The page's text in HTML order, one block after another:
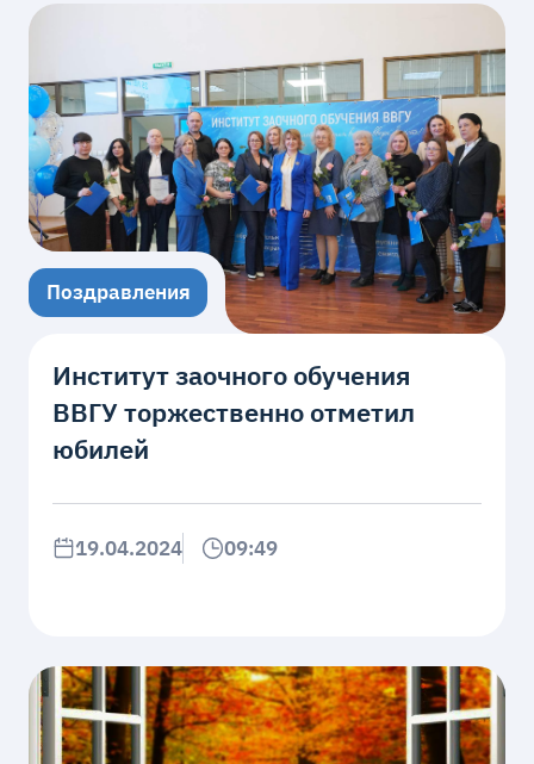
Поздравления
Институт заочного обучения
ВВГУ торжественно отметил
юбилей
19.04.2024 09:49